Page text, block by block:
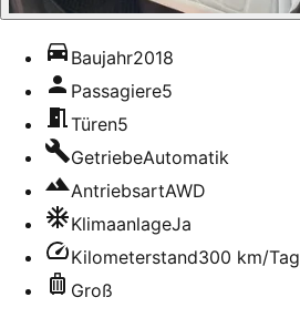
Baujahr2018
Passagiere5
Türen5
GetriebeAutomatik
AntriebsartAWD
KlimaanlageJa
Kilometerstand300 km/Tag
Groß